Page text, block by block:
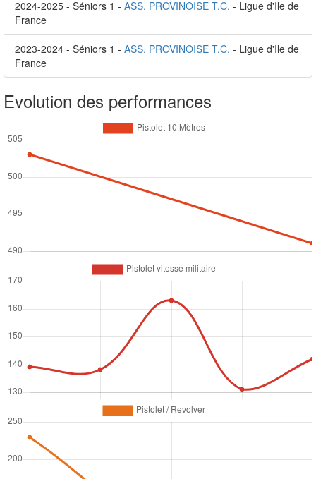
2024-2025 - Séniors 1 - ASS. PROVINOISE T.C. - Ligue d'Ile de
France
2023-2024 - Séniors 1 - ASS. PROVINOISE T.C. - Ligue d'Ile de
France
Evolution des performances